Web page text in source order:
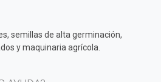
semillas de alta germinación,
y maquinaria agrícola.